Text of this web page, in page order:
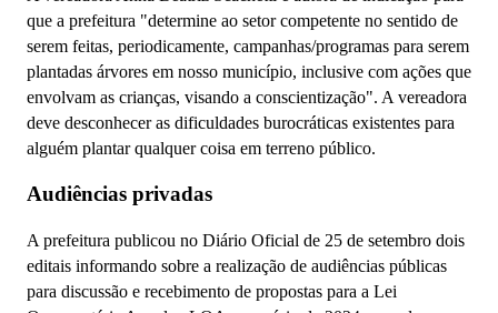
que a prefeitura "determine ao setor competente no sentido de
serem feitas, periodicamente, campanhas/programas para serem
plantadas árvores em nosso município, inclusive com ações que
envolvam as crianças, visando a conscientização". A vereadora
deve desconhecer as dificuldades burocráticas existentes para
alguém plantar qualquer coisa em terreno público.
Audiências privadas
A prefeitura publicou no Diário Oficial de 25 de setembro dois
editais informando sobre a realização de audiências públicas
para discussão e recebimento de propostas para a Lei